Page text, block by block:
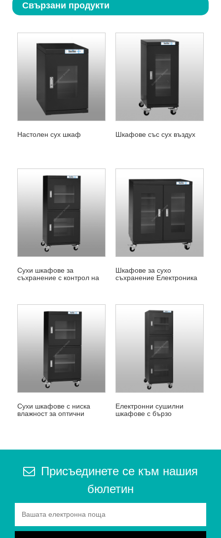
Свързани продукти
Настолен сух шкаф Шкафове със сух въздух
Сухи шкафове за
съхранение с контрол на
Шкафове за сухо
съхранение Електроника
Сухи шкафове с ниска
влажност за оптични
Електронни сушилни
шкафове с бързо
Присъединете се към нашия
бюлетин